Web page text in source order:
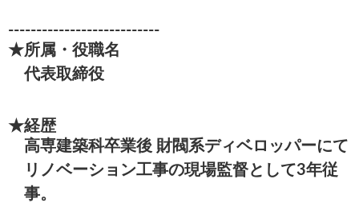
---------------------------
★所属・役職名
代表取締役
★経歴
高専建築科卒業後 財閥系ディベロッパーにて
リノベーション工事の現場監督として3年従
事。